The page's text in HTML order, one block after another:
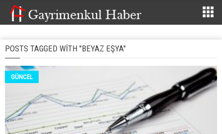
POSTS TAGGED WITH "BEYAZ EŞYA"
GÜNCEL